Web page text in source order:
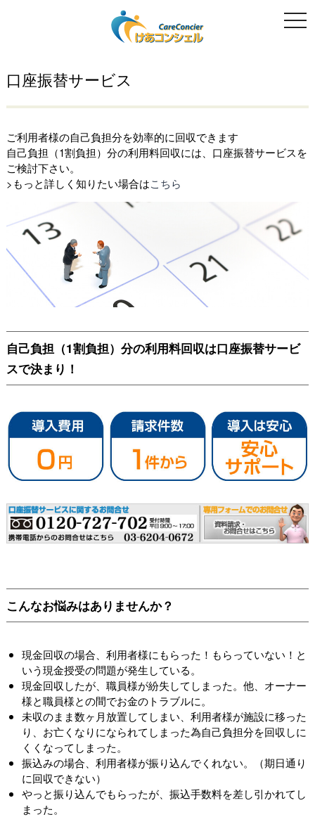
口座振替サービス
ご利用者様の自己負担分を効率的に回収できます
自己負担（1割負担）分の利用料回収には、口座振替サービスを
ご検討下さい。
>もっと詳しく知りたい場合はこちら
自己負担（1割負担）分の利用料回収は口座振替サービ
スで決まり！
こんなお悩みはありませんか？
現金回収の場合、利用者様にもらった！もらっていない！と
いう現金授受の問題が発生している。
現金回収したが、職員様が紛失してしまった。他、オーナー
様と職員様との間でお金のトラブルに。
未収のまま数ヶ月放置してしまい、利用者様が施設に移った
り、お亡くなりになられてしまった為自己負担分を回収しに
くくなってしまった。
振込みの場合、利用者様が振り込んでくれない。（期日通り
に回収できない）
やっと振り込んでもらったが、振込手数料を差し引かれてし
まった。